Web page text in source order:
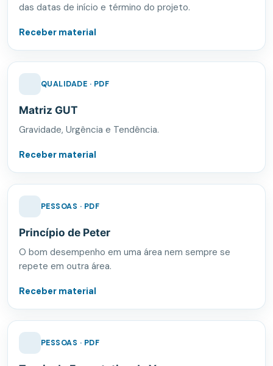
das datas de início e término do projeto.
Receber material
QUALIDADE · PDF
Matriz GUT
Gravidade, Urgência e Tendência.
Receber material
PESSOAS · PDF
Princípio de Peter
O bom desempenho em uma área nem sempre se
repete em outra área.
Receber material
PESSOAS · PDF